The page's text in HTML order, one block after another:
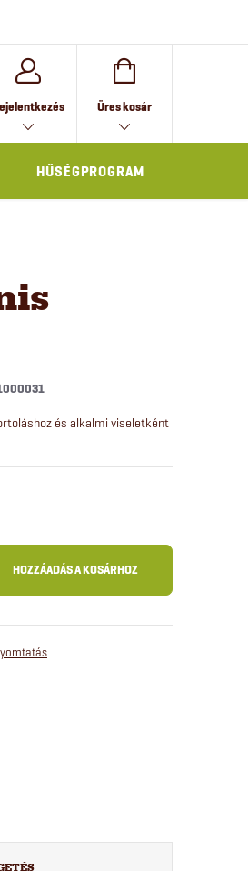
KOSÁR
Üres kosár
HŰSÉGPROGRAM
és alkalmi viseletként
HOZZÁADÁS A KOSÁRHOZ